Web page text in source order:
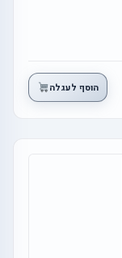
הוסף לעגלה